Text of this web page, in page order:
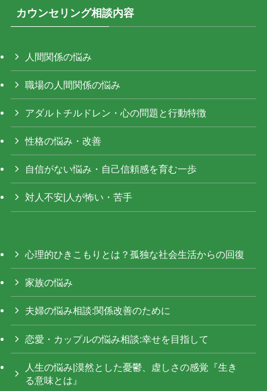
カウンセリング相談内容
人間関係の悩み
職場の人間関係の悩み
アダルトチルドレン・心の問題と行動特徴
性格の悩み・改善
自信がない悩み・自己信頼感を育む一歩
対人不安|人が怖い・苦手
心理的ひきこもりとは？孤独な社会生活からの回復
家族の悩み
夫婦の悩み相談:関係改善のために
恋愛・カップルの悩み相談:幸せを目指して
人生の悩み|漠然とした憂鬱、虚しさの感覚『生き
る意味とは』